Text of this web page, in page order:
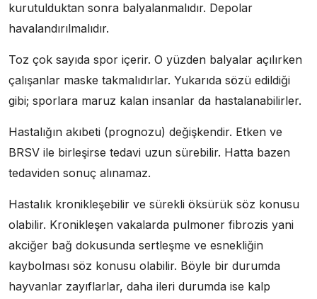
kurutulduktan sonra balyalanmalıdır. Depolar
havalandırılmalıdır.
Toz çok sayıda spor içerir. O yüzden balyalar açılırken
çalışanlar maske takmalıdırlar. Yukarıda sözü edildiği
gibi; sporlara maruz kalan insanlar da hastalanabilirler.
Hastalığın akıbeti (prognozu) değişkendir. Etken ve
BRSV ile birleşirse tedavi uzun sürebilir. Hatta bazen
tedaviden sonuç alınamaz.
Hastalık kronikleşebilir ve sürekli öksürük söz konusu
olabilir. Kronikleşen vakalarda pulmoner fibrozis yani
akciğer bağ dokusunda sertleşme ve esnekliğin
kaybolması söz konusu olabilir. Böyle bir durumda
hayvanlar zayıflarlar, daha ileri durumda ise kalp